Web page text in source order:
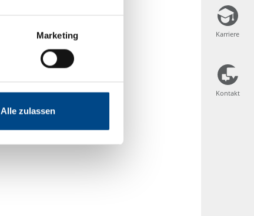
Marketing
Alle zulassen
Karriere
Kontakt
Karriere
Kontakt